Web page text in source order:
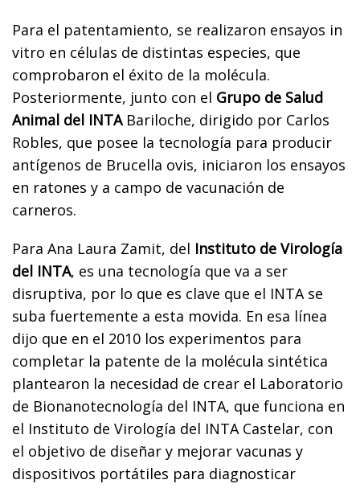
Para el patentamiento, se realizaron ensayos in
vitro en células de distintas especies, que
comprobaron el éxito de la molécula.
Posteriormente, junto con el Grupo de Salud
Animal del INTABariloche, dirigido por Carlos
Robles, que posee la tecnología para producir
antígenos de Brucella ovis, iniciaron los ensayos
en ratones y a campo de vacunación de
carneros.
Para Ana Laura Zamit, del Instituto de Virología
del INTA, es una tecnología que va a ser
disruptiva, por lo que es clave que el INTA se
suba fuertemente a esta movida. En esa línea
dijo que en el 2010 los experimentos para
completar la patente de la molécula sintética
plantearon la necesidad de crear el Laboratorio
de Bionanotecnología del INTA, que funciona en
el Instituto de Virología del INTA Castelar, con
el objetivo de diseñar y mejorar vacunas y
dispositivos portátiles para diagnosticar